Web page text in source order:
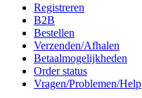
Registreren
B2B
Bestellen
Verzenden/Afhalen
Betaalmogelijkheden
Order status
Vragen/Problemen/Help